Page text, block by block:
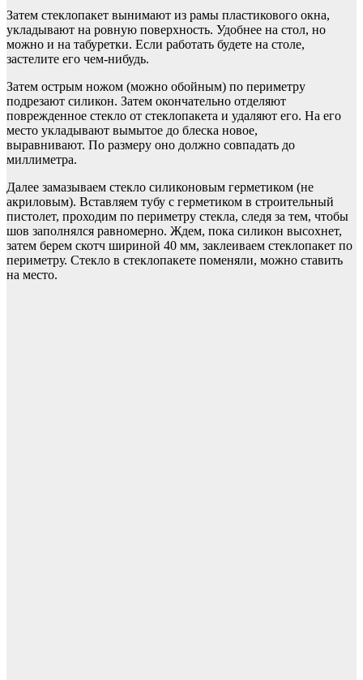
Затем стеклопакет вынимают из рамы пластикового окна,
укладывают на ровную поверхность. Удобнее на стол, но
можно и на табуретки. Если работать будете на столе,
застелите его чем-нибудь.
Затем острым ножом (можно обойным) по периметру
подрезают силикон. Затем окончательно отделяют
поврежденное стекло от стеклопакета и удаляют его. На его
место укладывают вымытое до блеска новое,
выравнивают. По размеру оно должно совпадать до
миллиметра.
Далее замазываем стекло силиконовым герметиком (не
акриловым). Вставляем тубу с герметиком в строительный
пистолет, проходим по периметру стекла, следя за тем, чтобы
шов заполнялся равномерно. Ждем, пока силикон высохнет,
затем берем скотч шириной 40 мм, заклеиваем стеклопакет по
периметру. Стекло в стеклопакете поменяли, можно ставить
на место.